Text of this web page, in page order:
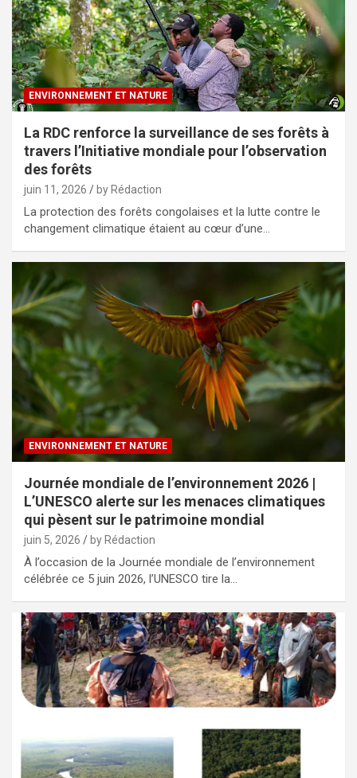
ENVIRONNEMENT ET NATURE
La RDC renforce la surveillance de ses forêts à
travers l’Initiative mondiale pour l’observation
des forêts
juin 11, 2026 by Rédaction
La protection des forêts congolaises et la lutte contre le
changement climatique étaient au cœur d’une…
ENVIRONNEMENT ET NATURE
Journée mondiale de l’environnement 2026 |
L’UNESCO alerte sur les menaces climatiques
qui pèsent sur le patrimoine mondial
juin 5, 2026 by Rédaction
À l’occasion de la Journée mondiale de l’environnement
célébrée ce 5 juin 2026, l’UNESCO tire la…